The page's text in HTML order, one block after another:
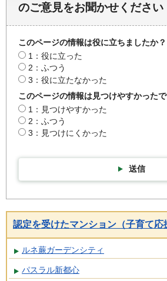
のご意見をお聞かせください
このページの情報は役に立ちましたか？
1：役に立った
2：ふつう
3：役に立たなかった
このページの情報は見つけやすかったで
1：見つけやすかった
2：ふつう
3：見つけにくかった
送信
認定を受けたマンション（子育て応
ルネ蕨ガーデンシティ
パスラル新都心